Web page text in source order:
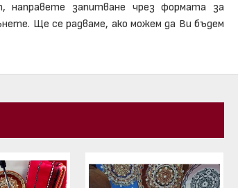
запитване чрез формата за
Ще се радваме, ако можем да Ви бъдем